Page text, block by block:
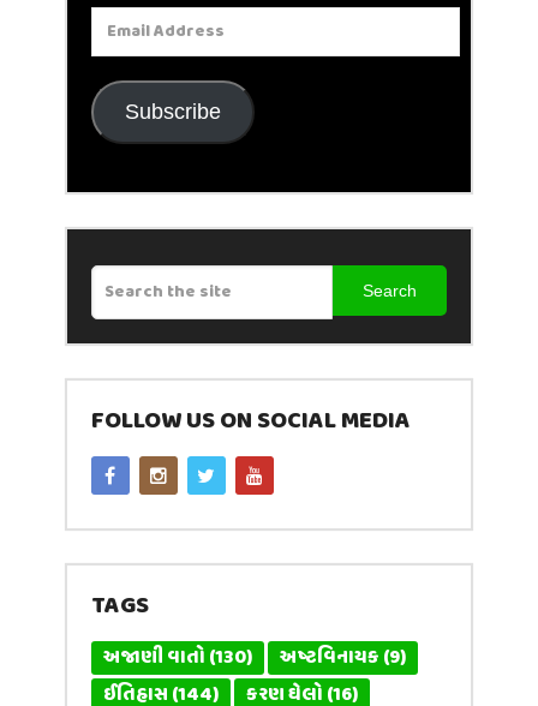
Email
Address
Subscribe
Search
FOLLOW US ON SOCIAL MEDIA
TAGS
અજાણી વાતો(130) અષ્ટવિનાયક(9)
ઈતિહાસ(144) કરણ ઘેલો(16)